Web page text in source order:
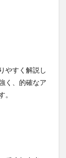
やすく解説し
く、的確なア
。